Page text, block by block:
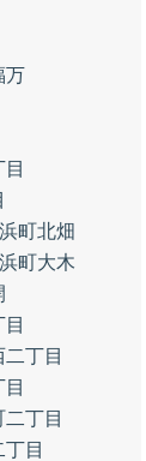
万
町北畑
町大木
丁目
丁目
目